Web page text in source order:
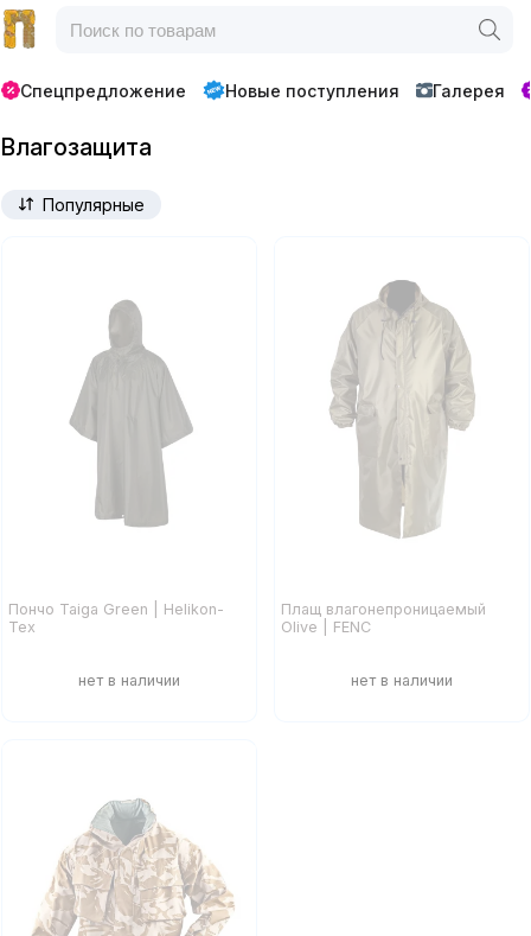
Спецпредложение Новые поступления Галерея
Влагозащита
Популярные
Пончо Taiga Green | Helikon-
Tex
Плащ влагонепроницаемый
Olive | FENC